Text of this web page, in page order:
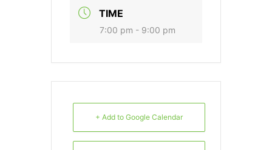
TIME
7:00 pm - 9:00 pm
+ Add to Google Calendar